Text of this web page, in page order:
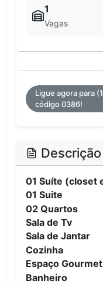
1
Vagas
Ligue agora para
código 0386!
Descrição
01 Suíte (closet
01 Suite
02 Quartos
Sala de Tv
Sala de Jantar
Cozinha
Espaço
Banheiro